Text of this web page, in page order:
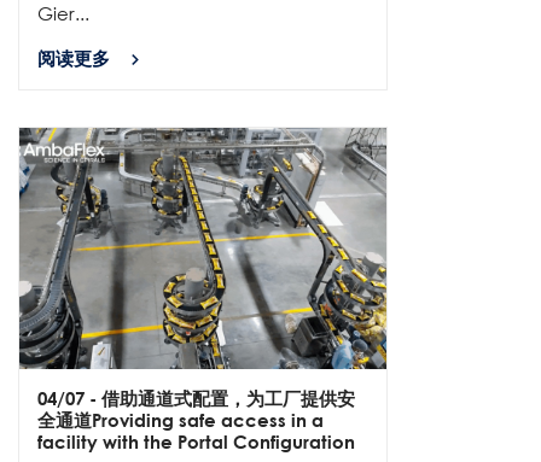
Gier...
阅读更多
04/07 - 借助通道式配置，为工厂提供安
全通道Providing safe access in a
facility with the Portal Configuration